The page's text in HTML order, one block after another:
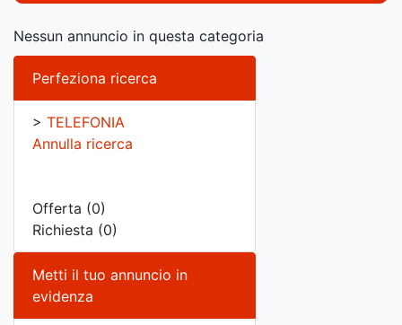
Nessun annuncio in questa categoria
Perfeziona ricerca
> TELEFONIA
Annulla ricerca
Offerta (0)
Richiesta (0)
Metti il tuo annuncio in
evidenza